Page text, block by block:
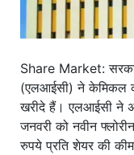
Share Market:
(एलआईसी) ने केमिकल
खरीदे हैं। एलआईसी ने
जनवरी को नवीन
रुपये प्रति शेयर की